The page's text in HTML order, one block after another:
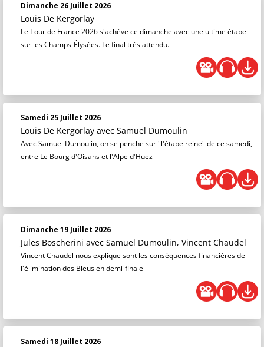
Dimanche 26 Juillet 2026
Louis De Kergorlay
Le Tour de France 2026 s'achève ce dimanche avec une ultime étape
sur les Champs-Élysées. Le final très attendu.
Samedi 25 Juillet 2026
Louis De Kergorlay avec Samuel Dumoulin
Avec Samuel Dumoulin, on se penche sur "l'étape reine" de ce samedi,
entre Le Bourg d'Oisans et l'Alpe d'Huez
Dimanche 19 Juillet 2026
Jules Boscherini avec Samuel Dumoulin, Vincent Chaudel
Vincent Chaudel nous explique sont les conséquences financières de
l'élimination des Bleus en demi-finale
Samedi 18 Juillet 2026